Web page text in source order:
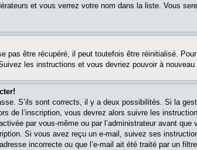
et vous verrez votre nom dans la liste. Vous
pas être récupéré, il peut toutefois être réinitialisé.
les instructions et vous devriez pouvoir à nouveau
S’ils sont corrects, il y a deux possibilités. Si la
de l’inscription, vous devrez alors suivre les
par vous-même ou par l’administrateur avant que
Si vous avez reçu un e-mail, suivez ses
incorrecte ou que l’e-mail ait été traité par un